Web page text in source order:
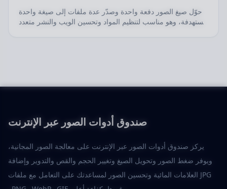
حوّل صيغ الصور دفعة واحدة وصدّر عدة ملفات إلى صيغة واحدة
مستهدفة، وهو مناسب لتنظيم المواد وتحسين الويب والنشر متعدد
صندوق أدوات الصور عبر الإنترنت
يركز صندوق أدوات الصور عبر الإنترنت على معالجة الصور المجانية،
ويوفر ضغط الصور وتحويل الصيغ وتغيير الحجم والقص والتدوير وإضافة
العلامات المائية وتحسين الصور لمساعدتك على التعامل مع ملفات JPG